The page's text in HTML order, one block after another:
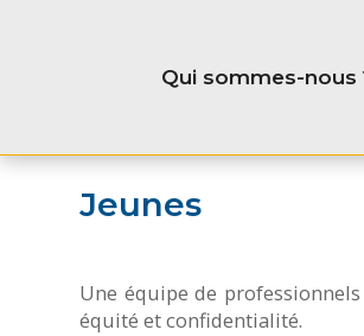
Qui sommes-nous
Jeunes
Une équipe de
équité et confidentialité.